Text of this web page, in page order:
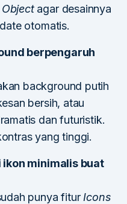
agar desainnya
otomatis.
berpengaruh
background putih
bersih, atau
dan futuristik.
yang tinggi.
ikon minimalis buat
punya fitur Icons